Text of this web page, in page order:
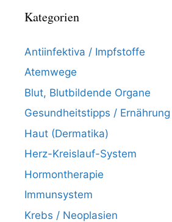
Kategorien
Antiinfektiva / Impfstoffe
Atemwege
Blut, Blutbildende Organe
Gesundheitstipps / Ernährung
Haut (Dermatika)
Herz-Kreislauf-System
Hormontherapie
Immunsystem
Krebs / Neoplasien